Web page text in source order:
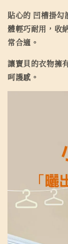
貼心的 凹槽掛勾
體輕巧耐用，收
常合適。
讓寶貝的衣物擁
呵護感。